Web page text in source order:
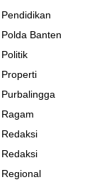
Pendidikan
Polda Banten
Politik
Properti
Purbalingga
Ragam
Redaksi
Redaksi
Regional